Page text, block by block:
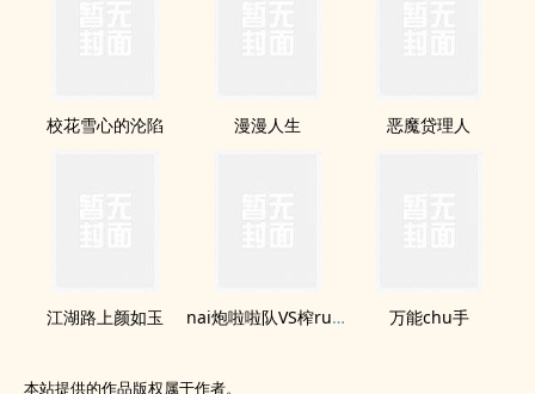
校花雪心的沦陷 漫漫人生 恶魔贷理人
江湖路上颜如玉 nai炮啦啦队VS榨ru应援团 万能chu手
本站提供的作品版权属于作者。